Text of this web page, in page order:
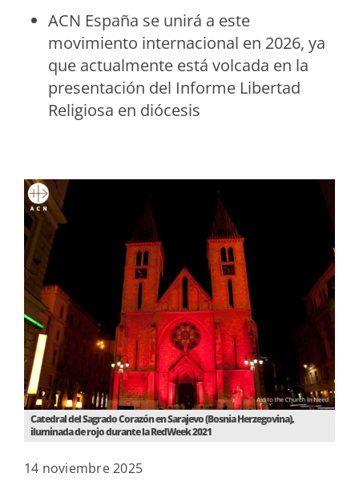
14 noviembre 2025
Catedral del Sagrado Corazón en Sarajevo (Bosnia Herzegovina),
iluminada de rojo durante la RedWeek 2021
ACN España se unirá a este
movimiento internacional en 2026, ya
que actualmente está volcada en la
presentación del Informe Libertad
Religiosa en diócesis